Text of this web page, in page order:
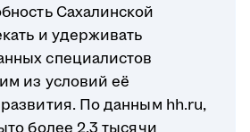
Сахалинской
и удерживать
специалистов
из условий её
По данным hh.ru,